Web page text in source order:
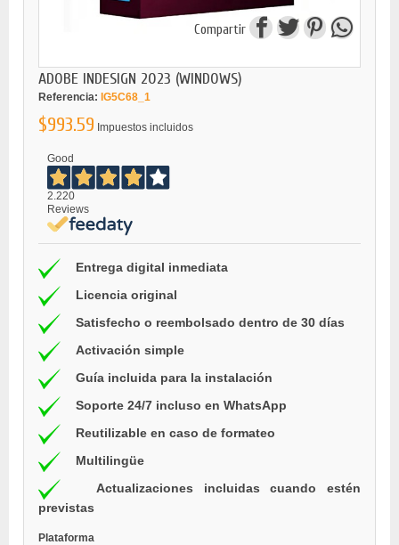
Compartir
ADOBE INDESIGN 2023 (WINDOWS)
Referencia: IG5C68_1
$993.59 Impuestos incluidos
Good
2.220
Reviews
Entrega digital inmediata
Licencia original
Satisfecho o reembolsado dentro de 30 días
Activación simple
Guía incluida para la instalación
Soporte 24/7 incluso en WhatsApp
Reutilizable en caso de formateo
Multilingüe
Actualizaciones incluidas cuando estén
previstas
Plataforma